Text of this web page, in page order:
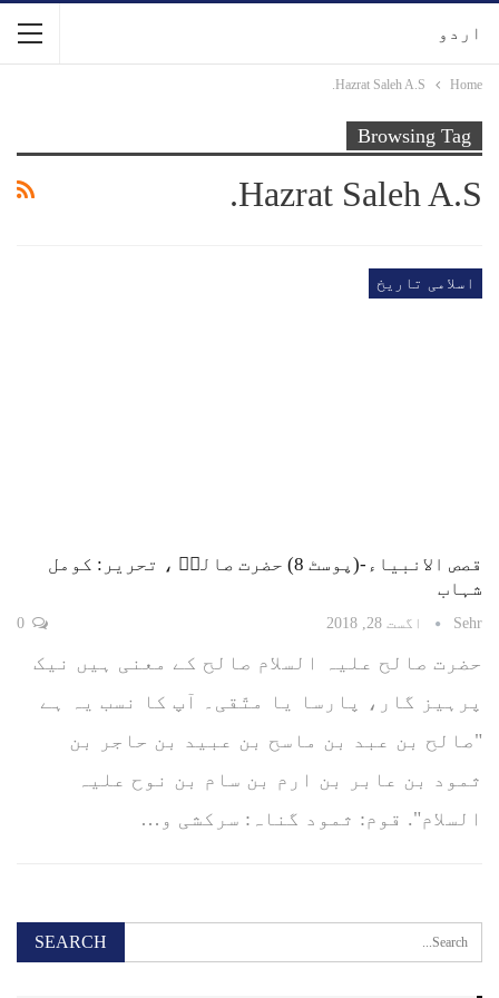
اردو
Home
Hazrat Saleh A.S.
Browsing Tag
Hazrat Saleh A.S.
اسلامی تاریخ
قصص الانبیاء-(پوسٹ 8) حضرت صالحؑ ، تحریر: کومل
شہاب
Sehr اگست 28, 2018
حضرت صالح علیہ السلام صالح کے معنی ہیں نیک
پرہیز گار، پارسا یا متّقی۔ آپ کا نسب یہ ہے
"صالح بن عبد بن ماسح بن عبید بن حاجر بن
ثمود بن عابر بن ارم بن سام بن نوح علیہ
السلام". قوم: ثمود گناہ: سرکشی و…